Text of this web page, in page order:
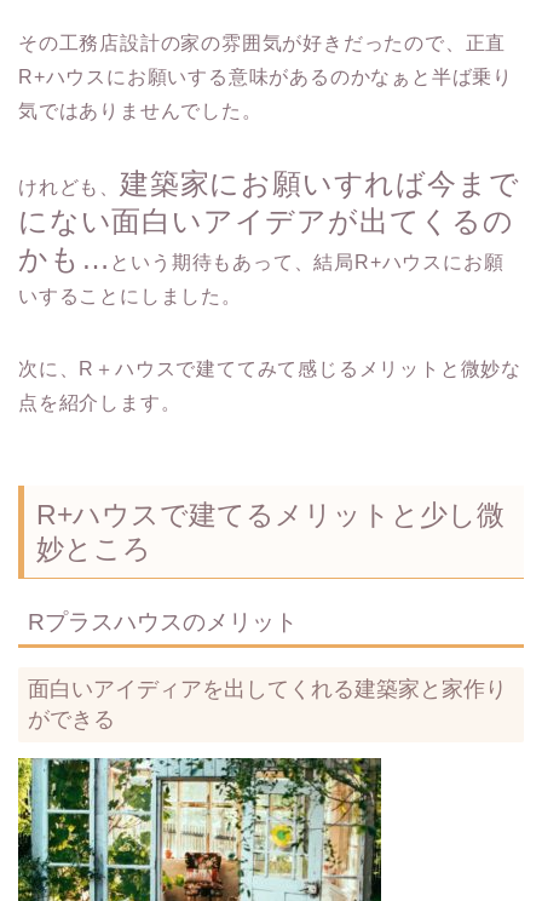
その工務店設計の家の雰囲気が好きだったので、正直
R+ハウスにお願いする意味があるのかなぁと半ば乗り
気ではありませんでした。
けれども、 建築家にお願いすれば今まで
にない面白いアイデアが出てくるの
かも… という期待もあって、結局R+ハウスにお願
いすることにしました。
次に、R＋ハウスで建ててみて感じるメリットと微妙な
点を紹介します。
R+ハウスで建てるメリットと少し微
妙ところ
Rプラスハウスのメリット
面白いアイディアを出してくれる建築家と家作り
ができる